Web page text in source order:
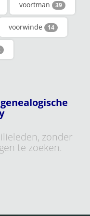
voortman 39
voorwinde 14
zonder
te zoeken.